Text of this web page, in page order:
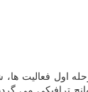
اول فعالیت